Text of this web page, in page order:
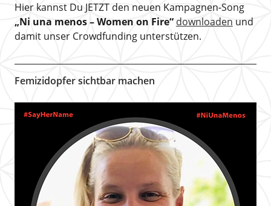
Hier kannst Du JETZT den neuen Kampagnen-Song
„Ni una menos – Women on Fire“ downloaden und
damit unser Crowdfunding unterstützen.
Femizidopfer sichtbar machen